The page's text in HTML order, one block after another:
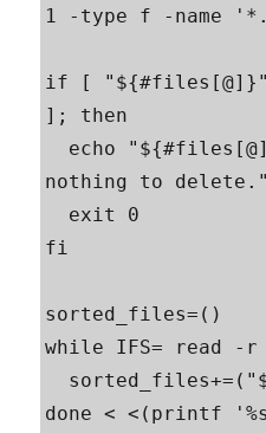
1 -type f -name
if [ "${#files[@]}" -
]; then
nothing to delete."
fi
sorted_files=()
while IFS= read -
done < <(printf